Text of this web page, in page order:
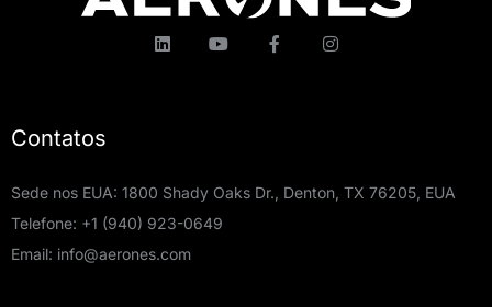
Contatos
Sede nos EUA: 1800 Shady Oaks Dr., Denton, TX 76205, EUA
Telefone: +1 (940) 923-0649
Email: info@aerones.com